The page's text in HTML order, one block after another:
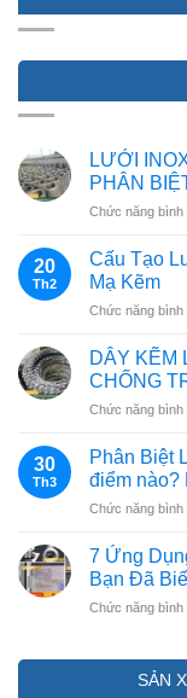
LƯỚI
PHÂN
Chức năng bình
20
Th2
Cấu Tạo
Mạ Kẽm
Chức năng bình
DÂY KẼM
CHỐNG
Chức năng bình
30
Th3
Phân Biệt
điểm nào?
Chức năng bình
7 Ứng
Bạn Đã
Chức năng bình
SẢN